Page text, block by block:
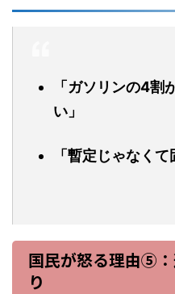
「ガソリンの4割
い」
「暫定じゃなく
国民が怒る理由⑤
り